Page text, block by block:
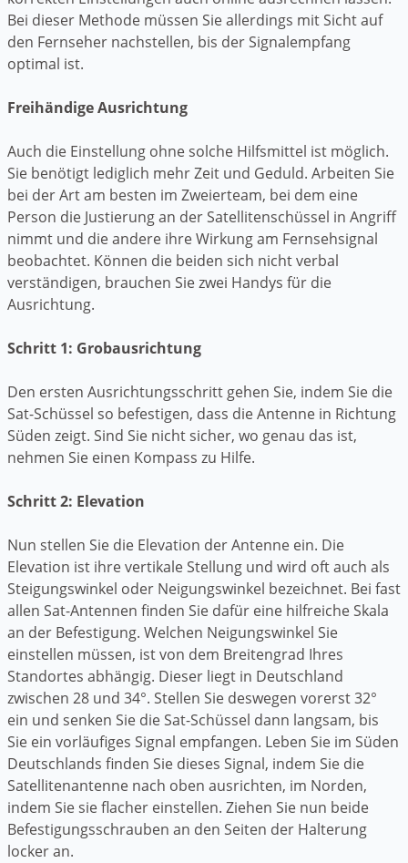
Bei dieser Methode müssen Sie allerdings mit Sicht auf
den Fernseher nachstellen, bis der Signalempfang
optimal ist.
Freihändige Ausrichtung
Auch die Einstellung ohne solche Hilfsmittel ist möglich.
Sie benötigt lediglich mehr Zeit und Geduld. Arbeiten Sie
bei der Art am besten im Zweierteam, bei dem eine
Person die Justierung an der Satellitenschüssel in Angriff
nimmt und die andere ihre Wirkung am Fernsehsignal
beobachtet. Können die beiden sich nicht verbal
verständigen, brauchen Sie zwei Handys für die
Ausrichtung.
Schritt 1: Grobausrichtung
Den ersten Ausrichtungsschritt gehen Sie, indem Sie die
Sat-Schüssel so befestigen, dass die Antenne in Richtung
Süden zeigt. Sind Sie nicht sicher, wo genau das ist,
nehmen Sie einen Kompass zu Hilfe.
Schritt 2: Elevation
Nun stellen Sie die Elevation der Antenne ein. Die
Elevation ist ihre vertikale Stellung und wird oft auch als
Steigungswinkel oder Neigungswinkel bezeichnet. Bei fast
allen Sat-Antennen finden Sie dafür eine hilfreiche Skala
an der Befestigung. Welchen Neigungswinkel Sie
einstellen müssen, ist von dem Breitengrad Ihres
Standortes abhängig. Dieser liegt in Deutschland
zwischen 28 und 34°. Stellen Sie deswegen vorerst 32°
ein und senken Sie die Sat-Schüssel dann langsam, bis
Sie ein vorläufiges Signal empfangen. Leben Sie im Süden
Deutschlands finden Sie dieses Signal, indem Sie die
Satellitenantenne nach oben ausrichten, im Norden,
indem Sie sie flacher einstellen. Ziehen Sie nun beide
Befestigungsschrauben an den Seiten der Halterung
locker an.